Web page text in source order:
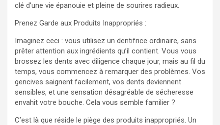
clé d’une vie épanouie et pleine de sourires radieux.
Prenez Garde aux Produits Inappropriés :
Imaginez ceci : vous utilisez un dentifrice ordinaire, sans
prêter attention aux ingrédients qu’il contient. Vous vous
brossez les dents avec diligence chaque jour, mais au fil du
temps, vous commencez à remarquer des problèmes. Vos
gencives saignent facilement, vos dents deviennent
sensibles, et une sensation désagréable de sécheresse
envahit votre bouche. Cela vous semble familier ?
C’est là que réside le piège des produits inappropriés. Un